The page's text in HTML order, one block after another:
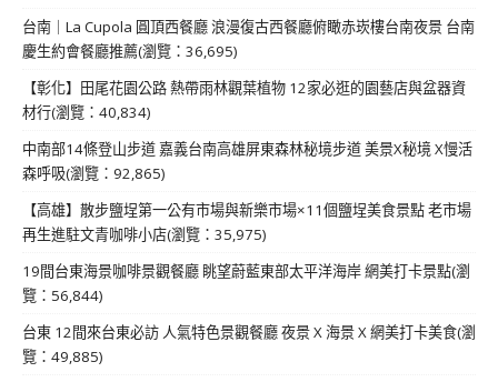
台南｜La Cupola 圓頂西餐廳 浪漫復古西餐廳俯瞰赤崁樓台南夜景 台南
慶生約會餐廳推薦(瀏覽：36,695)
【彰化】田尾花園公路 熱帶雨林觀葉植物 12家必逛的園藝店與盆器資
材行(瀏覽：40,834)
中南部14條登山步道 嘉義台南高雄屏東森林秘境步道 美景X秘境 X慢活
森呼吸(瀏覽：92,865)
【高雄】散步鹽埕第一公有市場與新樂市場×11個鹽埕美食景點 老市場
再生進駐文青咖啡小店(瀏覽：35,975)
19間台東海景咖啡景觀餐廳 眺望蔚藍東部太平洋海岸 網美打卡景點(瀏
覽：56,844)
台東 12間來台東必訪 人氣特色景觀餐廳 夜景 X 海景 X 網美打卡美食(瀏
覽：49,885)